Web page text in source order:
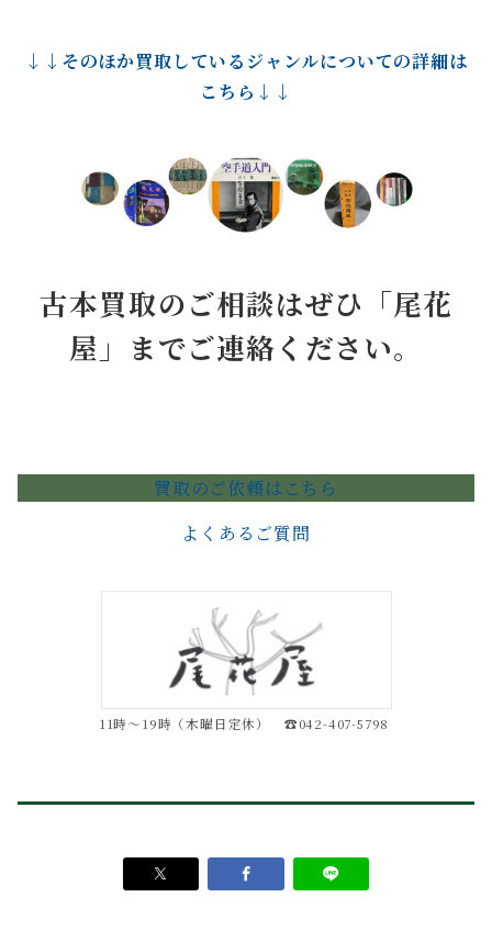
↓↓そのほか買取しているジャンルについての詳細は
こちら↓↓
古本買取のご相談はぜひ「尾花
屋」までご連絡ください。
買取のご依頼はこちら
よくあるご質問
11時～19時（木曜日定休） ☎042-407-5798